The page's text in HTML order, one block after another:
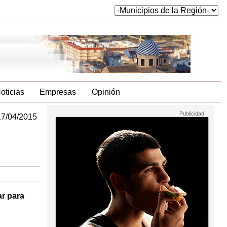
Empresas Opinión
04/2015
para